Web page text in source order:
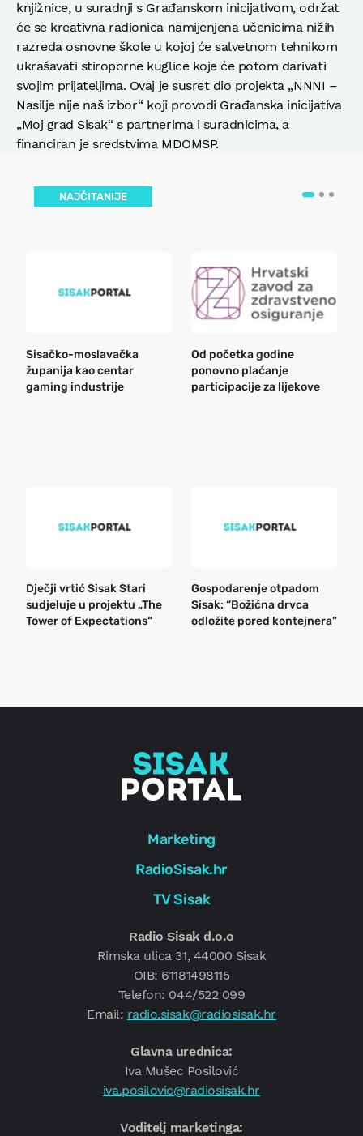
knjižnice, u suradnji s Građanskom inicijativom, održat
će se kreativna radionica namijenjena učenicima nižih
razreda osnovne škole u kojoj će salvetnom tehnikom
ukrašavati stiroporne kuglice koje će potom darivati
svojim prijateljima. Ovaj je susret dio projekta „NNNI –
Nasilje nije naš izbor“ koji provodi Građanska inicijativa
„Moj grad Sisak“ s partnerima i suradnicima, a
financiran je sredstvima MDOMSP.
NAJČITANIJE
Sisačko-moslavačka
županija kao centar
gaming industrije
Od početka godine
ponovno plaćanje
participacije za lijekove
Dječji vrtić Sisak Stari
sudjeluje u projektu „The
Tower of Expectations“
Gospodarenje otpadom
Sisak: “Božićna drvca
odložite pored kontejnera”
Marketing
RadioSisak.hr
TV Sisak
Radio Sisak d.o.o
Rimska ulica 31, 44000 Sisak
OIB: 61181498115
Telefon: 044/522 099
Email: radio.sisak@radiosisak.hr
Glavna urednica:
Iva Mušec Posilović
iva.posilovic@radiosisak.hr
Voditelj marketinga: